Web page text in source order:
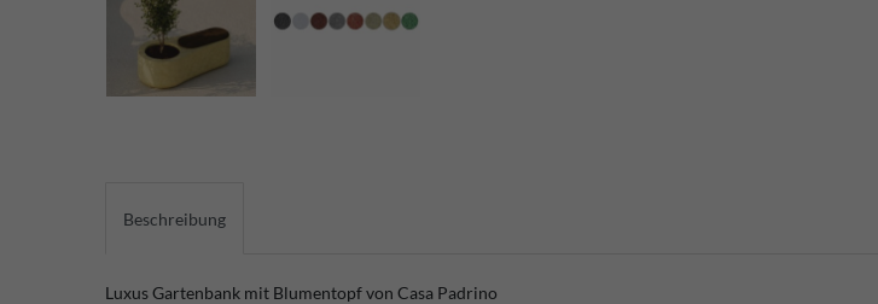
Beschreibung
Luxus Gartenbank mit Blumentopf von Casa Padrino